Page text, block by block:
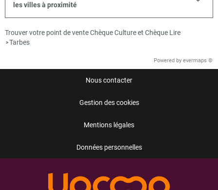
les villes à proximité
Trouver votre point de vente Chèque Culture et Chèque Lire
>Tarbes
Powered by evermaps ©
Nous contacter
Gestion des cookies
Mentions légales
Données personnelles